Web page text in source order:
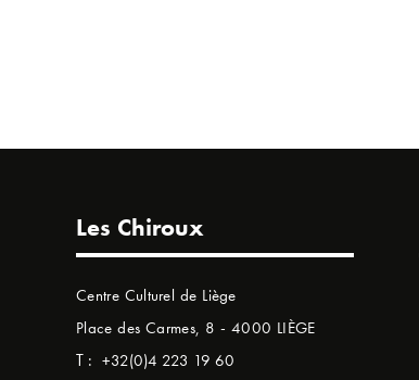
Les Chiroux
Centre Culturel de Liège
Place des Carmes, 8 - 4000 LIÈGE
T : +32(0)4 223 19 60